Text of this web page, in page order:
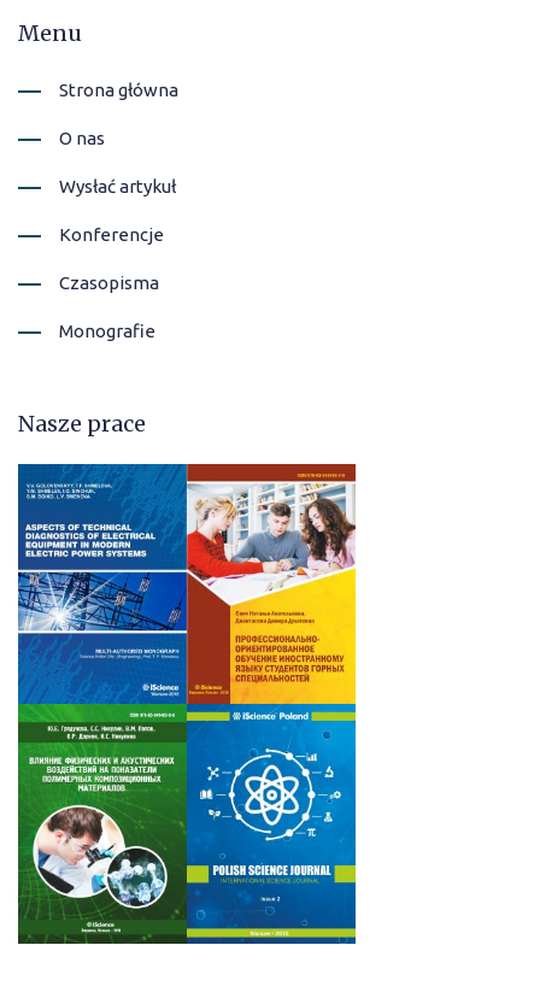
Menu
Strona główna
O nas
Wysłać artykuł
Konferencje
Czasopisma
Monografie
Nasze prace